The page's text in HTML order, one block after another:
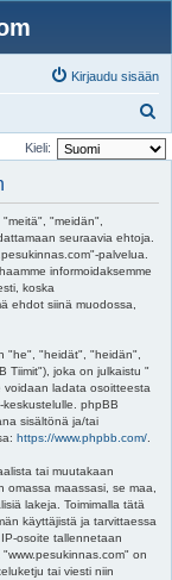
Kirjaudu sisään
t
Kieli:
"meidän",
seuraavia ehtoja.
palvelua.
informoidaksemme
koska
ehdot siinä muodossa,
"he", "heidät", "heidän",
Tiimit"), joka on julkaistu "
voidaan ladata osoitteesta
keskustelulle. phpBB
sisältönä ja/tai
https://www.phpbb.com/
tai muutakaan
maassasi, se maa,
lakeja. Toimimalla tätä
käyttäjistä ja tarvittaessa
osoite tallennetaan
on
tai viesti niin